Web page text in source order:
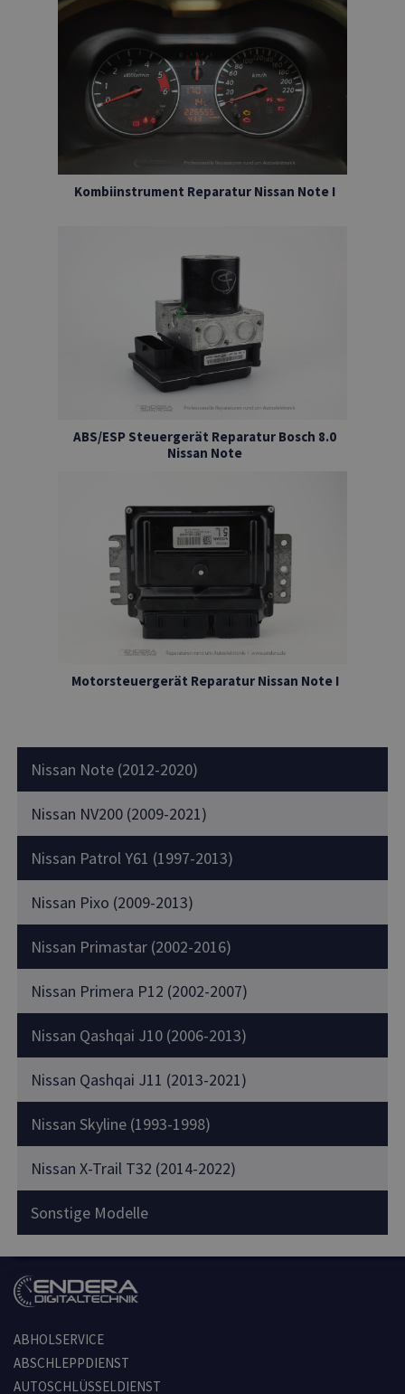
Kombiinstrument Reparatur Nissan Note I
ABS/ESP Steuergerät Reparatur Bosch 8.0
Nissan Note
Motorsteuergerät Reparatur Nissan Note I
Nissan Note (2012-2020)
Nissan NV200 (2009-2021)
Nissan Patrol Y61 (1997-2013)
Nissan Pixo (2009-2013)
Nissan Primastar (2002-2016)
Nissan Primera P12 (2002-2007)
Nissan Qashqai J10 (2006-2013)
Nissan Qashqai J11 (2013-2021)
Nissan Skyline (1993-1998)
Nissan X-Trail T32 (2014-2022)
Sonstige Modelle
ABHOLSERVICE
ABSCHLEPPDIENST
AUTOSCHLÜSSELDIENST